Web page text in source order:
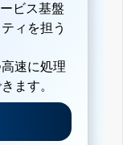
ビス基盤
ィを担う
速に処理
ます。